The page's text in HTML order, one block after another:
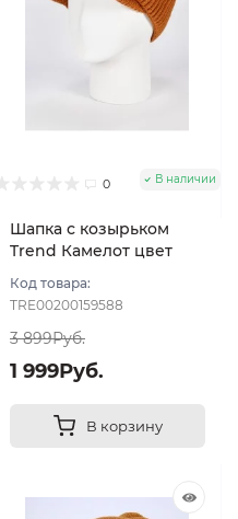
0 В наличии
Шапка с козырьком
Trend Камелот цвет
57-59
Код товара:
TRE00200159588
3 899Руб.
1 999Руб.
В корзину